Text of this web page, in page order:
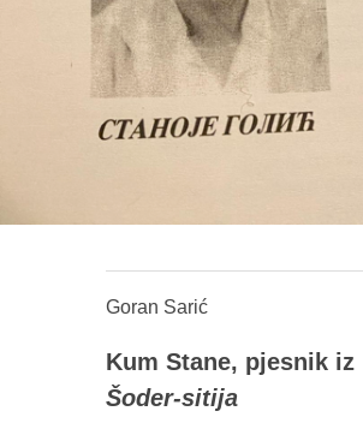
Goran Sarić
Kum Stane, pjesnik iz
Šoder-sitija